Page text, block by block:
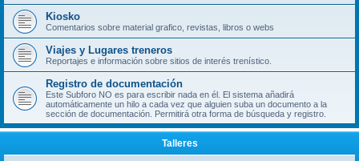
Kiosko
Comentarios sobre material grafico, revistas, libros o webs
Viajes y Lugares treneros
Reportajes e información sobre sitios de interés trenístico.
Registro de documentación
Este Subforo NO es para escribir nada en él. El sistema añadirá
automáticamente un hilo a cada vez que alguien suba un documento a la
sección de documentación. Permitirá otra forma de búsqueda y registro.
Talleres